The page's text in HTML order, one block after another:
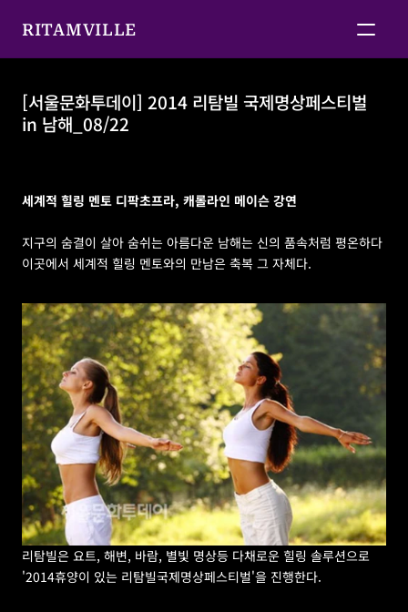
RITAMVILLE
[서울문화투데이] 2014 리탐빌 국제명상페스티벌
in 남해_08/22
세계적 힐링 멘토 디팍초프라, 캐롤라인 메이슨 강연
지구의 숨결이 살아 숨쉬는 아름다운 남해는 신의 품속처럼 평온하다
이곳에서 세계적 힐링 멘토와의 만남은 축복 그 자체다.
리탐빌은 요트, 해변, 바람, 별빛 명상등 다채로운 힐링 솔루션으로
'2014휴양이 있는 리탐빌국제명상페스티벌'을 진행한다.